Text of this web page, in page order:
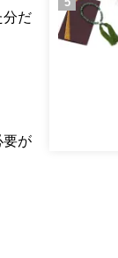
分だ
要が